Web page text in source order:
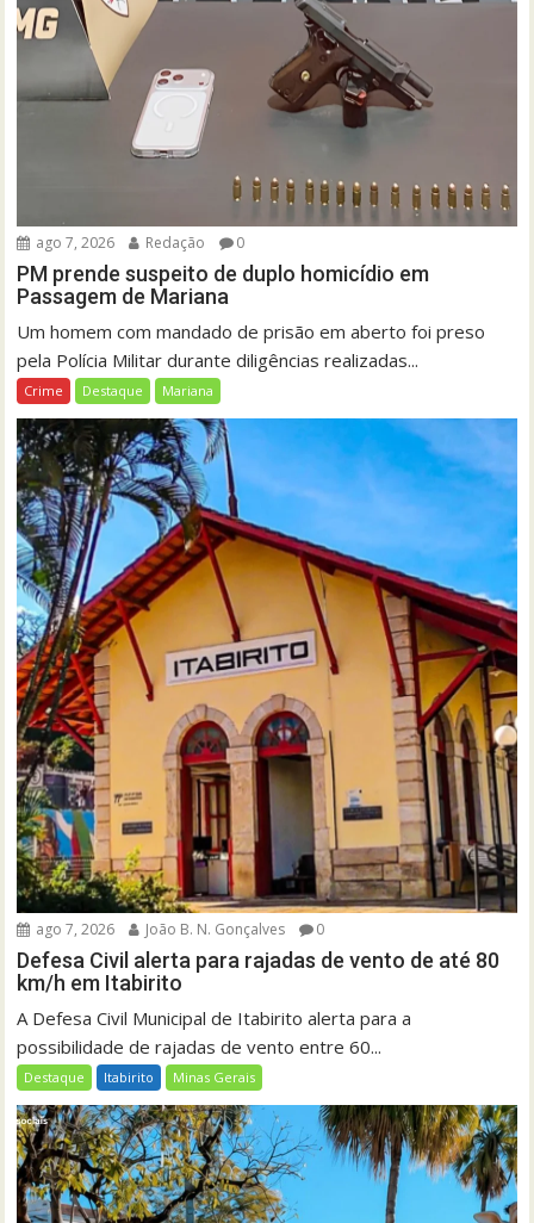
ago 7, 2026 Redação 0
PM prende suspeito de duplo homicídio em
Passagem de Mariana
Um homem com mandado de prisão em aberto foi preso
pela Polícia Militar durante diligências realizadas...
Crime Destaque Mariana
ago 7, 2026 João B. N. Gonçalves 0
Defesa Civil alerta para rajadas de vento de até 80
km/h em Itabirito
A Defesa Civil Municipal de Itabirito alerta para a
possibilidade de rajadas de vento entre 60...
Destaque Itabirito Minas Gerais